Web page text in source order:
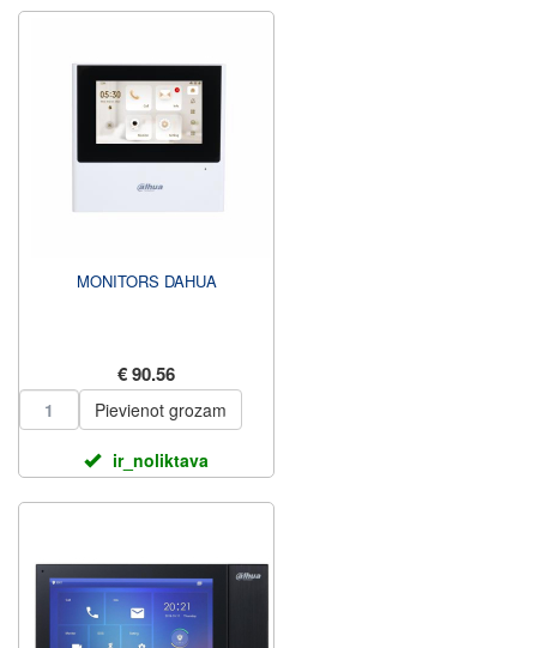
MONITORS DAHUA
€ 90.56
Pievienot grozam
ir_noliktava